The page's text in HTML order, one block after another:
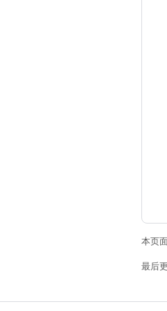
本页
最后